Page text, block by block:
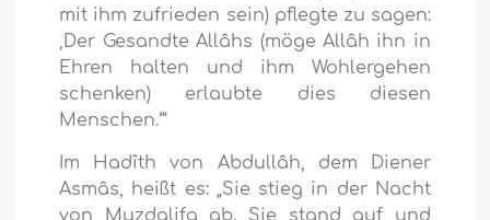
mit ihm zufrieden sein) pflegte zu sagen:
‚Der Gesandte Allâhs (möge Allâh ihn in
Ehren halten und ihm Wohlergehen
schenken) erlaubte dies diesen
Menschen.‘“
Im Hadîth von Abdullâh, dem Diener
Asmâs, heißt es: „Sie stieg in der Nacht
von Muzdalifa ab. Sie stand auf und